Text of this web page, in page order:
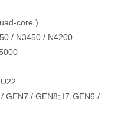
core )
/ N3450 / N4200
GEN7 / GEN8; I7-GEN6 /